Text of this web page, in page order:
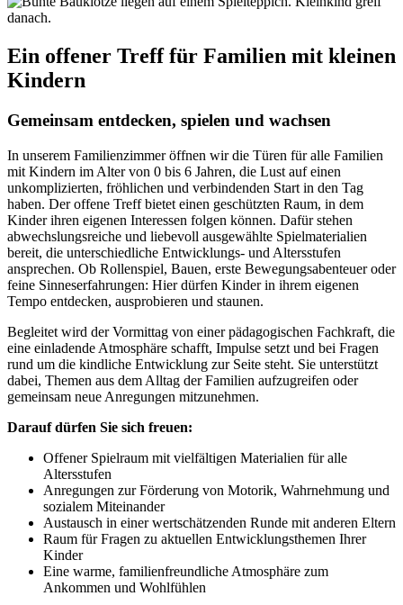
Ein offener Treff für Familien mit kleinen
Kindern
Gemeinsam entdecken, spielen und wachsen
In unserem Familienzimmer öffnen wir die Türen für alle Familien
mit Kindern im Alter von 0 bis 6 Jahren, die Lust auf einen
unkomplizierten, fröhlichen und verbindenden Start in den Tag
haben. Der offene Treff bietet einen geschützten Raum, in dem
Kinder ihren eigenen Interessen folgen können. Dafür stehen
abwechslungsreiche und liebevoll ausgewählte Spielmaterialien
bereit, die unterschiedliche Entwicklungs- und Altersstufen
ansprechen. Ob Rollenspiel, Bauen, erste Bewegungsabenteuer oder
feine Sinneserfahrungen: Hier dürfen Kinder in ihrem eigenen
Tempo entdecken, ausprobieren und staunen.
Begleitet wird der Vormittag von einer pädagogischen Fachkraft, die
eine einladende Atmosphäre schafft, Impulse setzt und bei Fragen
rund um die kindliche Entwicklung zur Seite steht. Sie unterstützt
dabei, Themen aus dem Alltag der Familien aufzugreifen oder
gemeinsam neue Anregungen mitzunehmen.
Darauf dürfen Sie sich freuen:
Offener Spielraum mit vielfältigen Materialien für alle
Altersstufen
Anregungen zur Förderung von Motorik, Wahrnehmung und
sozialem Miteinander
Austausch in einer wertschätzenden Runde mit anderen Eltern
Raum für Fragen zu aktuellen Entwicklungsthemen Ihrer
Kinder
Eine warme, familienfreundliche Atmosphäre zum
Ankommen und Wohlfühlen